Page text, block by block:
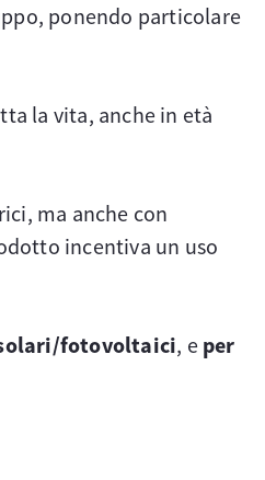
ponendo particolare
la vita, anche in età
ma anche con
incentiva un uso
fotovoltaici, e per